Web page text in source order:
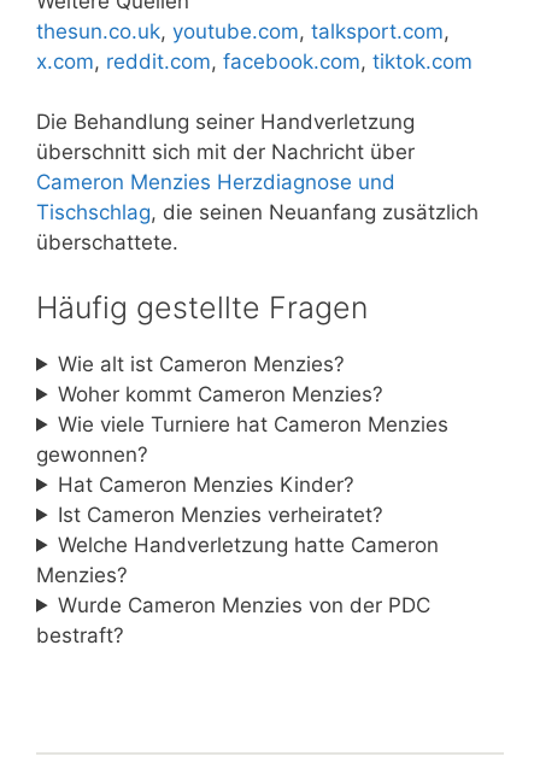
thesun.co.uk, youtube.com, talksport.com,
x.com, reddit.com, facebook.com, tiktok.com
Die Behandlung seiner Handverletzung
überschnitt sich mit der Nachricht über
Cameron Menzies Herzdiagnose und
Tischschlag, die seinen Neuanfang zusätzlich
überschattete.
Häufig gestellte Fragen
Wie alt ist Cameron Menzies?
Woher kommt Cameron Menzies?
Wie viele Turniere hat Cameron Menzies
gewonnen?
Hat Cameron Menzies Kinder?
Ist Cameron Menzies verheiratet?
Welche Handverletzung hatte Cameron
Menzies?
Wurde Cameron Menzies von der PDC
bestraft?